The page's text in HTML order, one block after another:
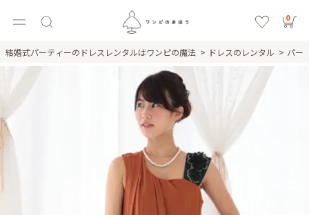
0
結婚式パーティーのドレスレンタルはワンピの魔法 ドレスのレンタル パー